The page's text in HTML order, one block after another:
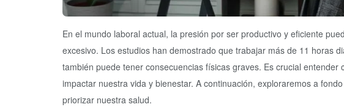
En el mundo laboral actual, la presión por ser productivo y eficiente
excesivo. Los estudios han demostrado que trabajar más de 11 horas
también puede tener consecuencias físicas graves. Es crucial
impactar nuestra vida y bienestar. A continuación, exploraremos a
priorizar nuestra salud.